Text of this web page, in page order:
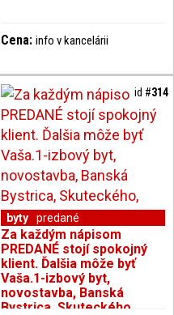
Cena: info v kancelárii
byty predané
Za každým nápisom
PREDANÉ stojí spokojný
klient. Ďalšia môže byť
Vaša.1-izbový byt,
novostavba, Banská
Bystrica, Skuteckého,
id #314